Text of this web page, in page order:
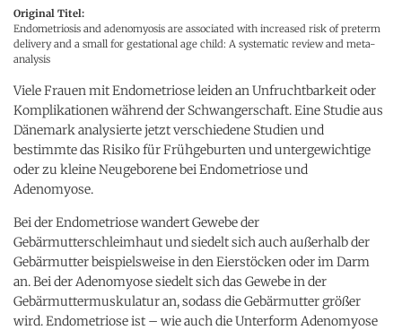
Original Titel:
Endometriosis and adenomyosis are associated with increased risk of preterm
delivery and a small for gestational age child: A systematic review and meta-
analysis
Viele Frauen mit Endometriose leiden an Unfruchtbarkeit oder
Komplikationen während der Schwangerschaft. Eine Studie aus
Dänemark analysierte jetzt verschiedene Studien und
bestimmte das Risiko für Frühgeburten und untergewichtige
oder zu kleine Neugeborene bei Endometriose und
Adenomyose.
Bei der Endometriose wandert Gewebe der
Gebärmutterschleimhaut und siedelt sich auch außerhalb der
Gebärmutter beispielsweise in den Eierstöcken oder im Darm
an. Bei der Adenomyose siedelt sich das Gewebe in der
Gebärmuttermuskulatur an, sodass die Gebärmutter größer
wird. Endometriose ist – wie auch die Unterform Adenomyose